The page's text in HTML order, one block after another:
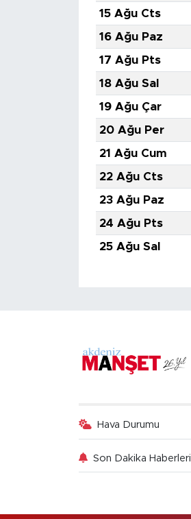
15 Ağu Cts
16 Ağu Paz
17 Ağu Pts
18 Ağu Sal
19 Ağu Çar
20 Ağu Per
21 Ağu Cum
22 Ağu Cts
23 Ağu Paz
24 Ağu Pts
25 Ağu Sal
Hava Durumu
Son Dakika Haberleri